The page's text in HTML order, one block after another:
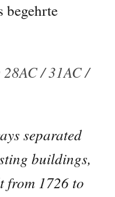
begehrte
/ 31AC /
separated
buildings,
from 1726 to